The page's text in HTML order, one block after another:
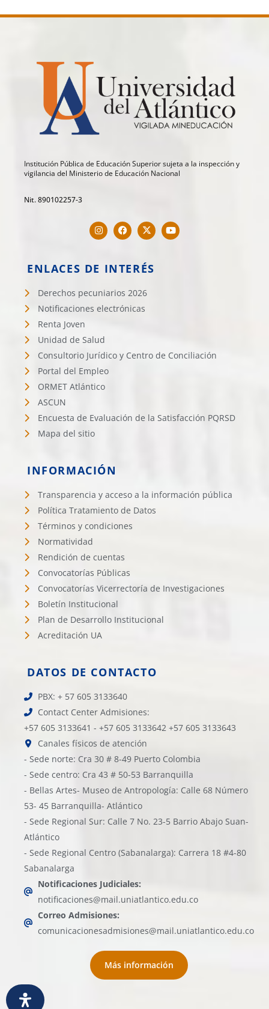
Institución Pública de Educación Superior sujeta a la inspección y
vigilancia del Ministerio de Educación Nacional
Nit. 890102257-3
ENLACES DE INTERÉS
Derechos pecuniarios 2026
Notificaciones electrónicas
Renta Joven
Unidad de Salud
Consultorio Jurídico y Centro de Conciliación
Portal del Empleo
ORMET Atlántico
ASCUN
Encuesta de Evaluación de la Satisfacción PQRSD
Mapa del sitio
INFORMACIÓN
Transparencia y acceso a la información pública
Política Tratamiento de Datos
Términos y condiciones
Normatividad
Rendición de cuentas
Convocatorías Públicas
Convocatorías Vicerrectoría de Investigaciones
Boletín Institucional
Plan de Desarrollo Institucional
Acreditación UA
DATOS DE CONTACTO
PBX: + 57 605 3133640
Contact Center Admisiones:
+57 605 3133641 - +57 605 3133642 +57 605 3133643
Canales físicos de atención
- Sede norte: Cra 30 # 8-49 Puerto Colombia
- Sede centro: Cra 43 # 50-53 Barranquilla
- Bellas Artes- Museo de Antropología: Calle 68 Número
53- 45 Barranquilla- Atlántico
- Sede Regional Sur: Calle 7 No. 23-5 Barrio Abajo Suan-
Atlántico
- Sede Regional Centro (Sabanalarga): Carrera 18 #4-80
Sabanalarga
Notificaciones Judiciales:
notificaciones@mail.uniatlantico.edu.co
Correo Admisiones:
comunicacionesadmisiones@mail.uniatlantico.edu.co
Más información